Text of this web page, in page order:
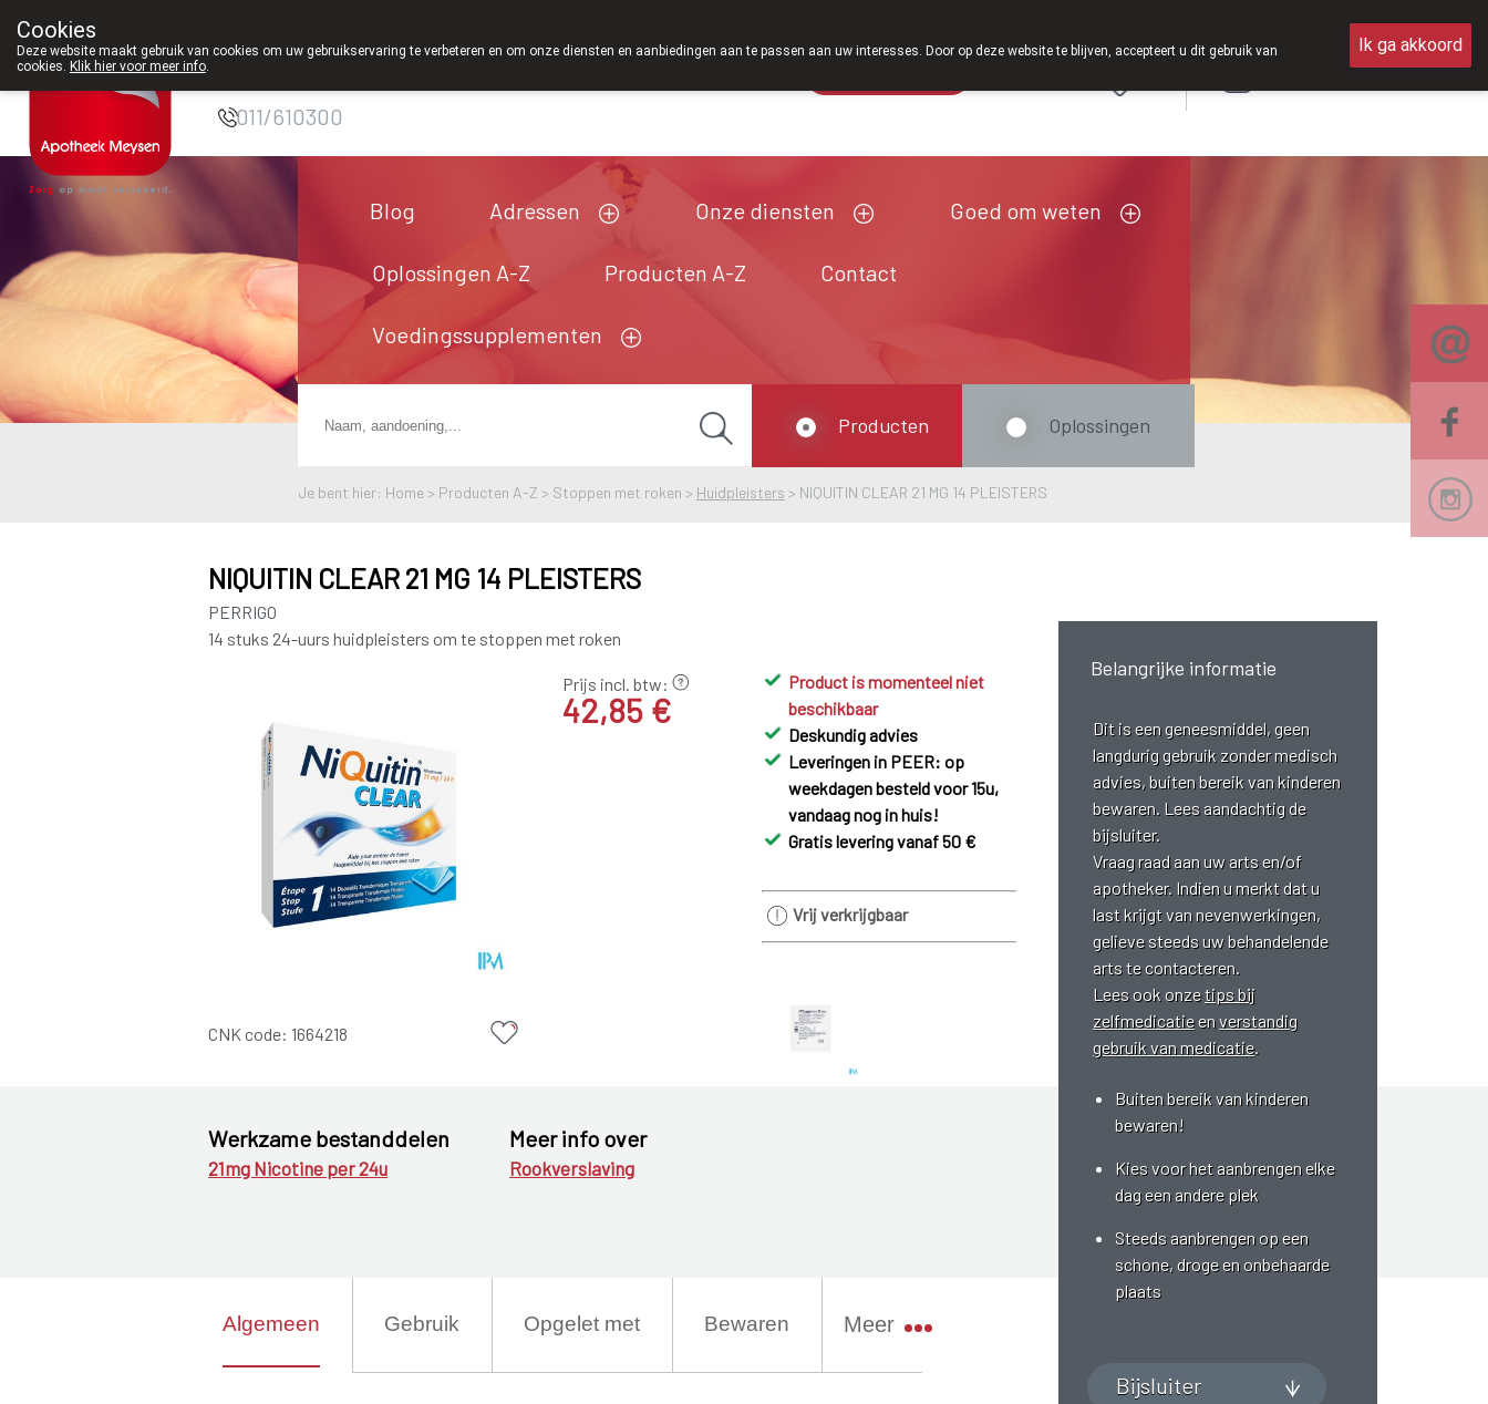
Apotheek Meysen
011/610300
Blog Adressen Onze diensten Goed om weten
Oplossingen A-Z Producten A-Z Contact
Voedingssupplementen
Je bent hier: Home > Producten A-Z > Stoppen met roken > Huidpleisters > NIQUITIN CLEAR 21 MG 14 PLEISTERS
Producten Oplossingen
NIQUITIN CLEAR 21 MG 14 PLEISTERS
PERRIGO
14 stuks 24-uurs huidpleisters om te stoppen met roken
Prijs incl. btw:
42,85 €
CNK code: 1664218
Product is momenteel niet
beschikbaar
Deskundig advies
Leveringen in PEER: op
weekdagen besteld voor 15u,
vandaag nog in huis!
Gratis levering vanaf 50 €
Vrij verkrijgbaar
Belangrijke informatie
Dit is een geneesmiddel, geen
langdurig gebruik zonder medisch
advies, buiten bereik van kinderen
bewaren. Lees aandachtig de
bijsluiter.
Vraag raad aan uw arts en/of
apotheker. Indien u merkt dat u
last krijgt van nevenwerkingen,
gelieve steeds uw behandelende
arts te contacteren.
Lees ook onzetips bij
zelfmedicatieenverstandig
gebruik van medicatie.
Buiten bereik van kinderen
bewaren!
Kies voor het aanbrengen elke
dag een andere plek
Steeds aanbrengen op een
schone, droge en onbehaarde
plaats
Bijsluiter
Werkzame bestanddelen
21mg Nicotine per 24u
Meer info over
Rookverslaving
Algemeen Gebruik Opgelet met Bewaren Meer
Cookies
Deze website maakt gebruik van cookies om uw gebruikservaring te verbeteren en om onze diensten en aanbiedingen aan te passen aan uw interesses. Door op deze website te blijven, accepteert u dit gebruik van
cookies. Klik hier voor meer info.
Ik ga akkoord